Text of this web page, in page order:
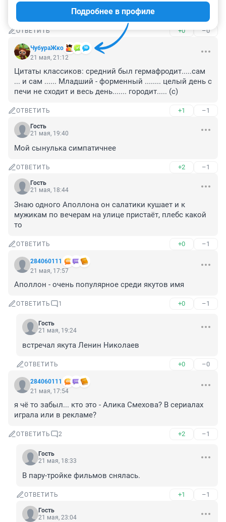
мальчики как мальчики, обыкновенные
ОТВЕТИТЬ +0 –0
ЧубураЖко
Подробнее в профиле
21 мая, 21:12
Цитаты классиков: средний был гермафродит.....сам
... и сам ...... Младший - форменный ........ целый день с
печи не сходит и весь день....... городит..... (с)
ОТВЕТИТЬ +1 –1
Гость
21 мая, 19:40
Мой сынулька симпатичнее
ОТВЕТИТЬ +2 –1
Гость
21 мая, 18:44
Знаю одного Аполлона он салатики кушает и к
мужикам по вечерам на улице пристаёт, плебс какой
то
ОТВЕТИТЬ +0 –1
284060111
21 мая, 17:57
Аполлон - очень популярное среди якутов имя
ОТВЕТИТЬ 1 +0 –1
Гость
21 мая, 19:24
встречал якута Ленин Николаев
ОТВЕТИТЬ +0 –0
284060111
21 мая, 17:54
я чё то забыл... кто это - Алика Смехова? В сериалах
играла или в рекламе?
ОТВЕТИТЬ 2 +2 –1
Гость
21 мая, 18:33
В пару-тройке фильмов снялась.
ОТВЕТИТЬ +1 –1
Гость
21 мая, 23:04